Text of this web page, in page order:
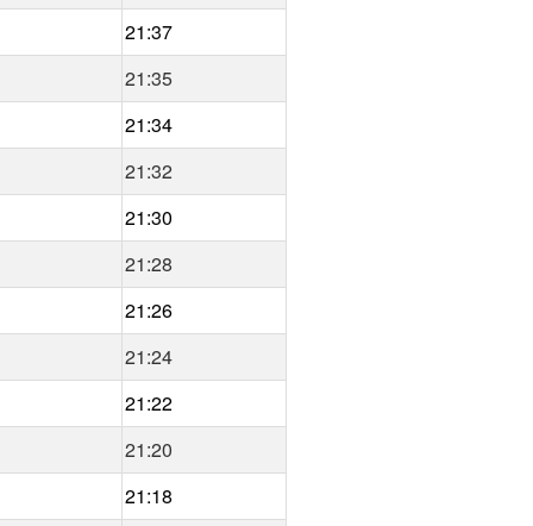
21:37
21:35
21:34
21:32
21:30
21:28
21:26
21:24
21:22
21:20
21:18